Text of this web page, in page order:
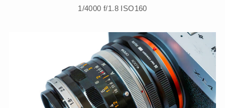
1/4000 f/1.8 ISO160